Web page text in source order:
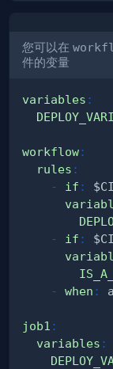
您可以在
件的变量
variables :
workflow:
rules :
-
if :
-
if :
-
when :
job1 :
variables :